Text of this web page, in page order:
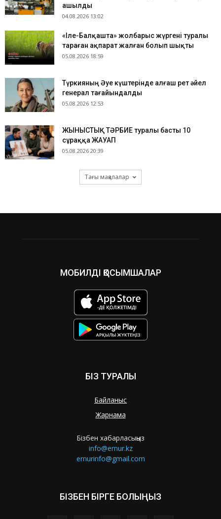
ашылды
04.08.2026 13:02
«Іле-Балқашта» жолбарыс жүргені туралы
тараған ақпарат жалған болып шықты
05.08.2026 18:59
Түркияның Әуе күштерінде алғаш рет әйел
генерал тағайындалды
05.08.2026 12:53
ЖЫНЫСТЫҚ ТӘРБИЕ туралы басты 10
сұраққа ЖАУАП
05.08.2026 20:39
Тағы мақалалар
МОБИЛДІ ҚОСЫМШАЛАР
БІЗ ТУРАЛЫ
Байланыс
Жарнама
Бізбен хабарласыңыз
info@ernur.kz
ernurinfo@gmail.com
БІЗБЕН БІРГЕ БОЛЫҢЫЗ